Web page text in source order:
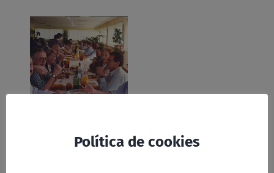
Facebook
Twitter
EmailWhatsApp
PrintFriendly
Compartir
Política de cookies